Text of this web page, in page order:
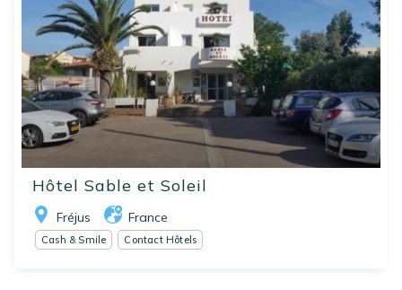
Hôtel Sable et Soleil
Fréjus France
Cash & Smile Contact Hôtels